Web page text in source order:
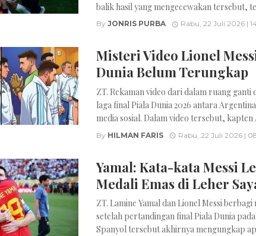
balik hasil yang mengecewakan tersebut,
By JONRIS PURBA Rabu, 22 Juli 2026 |
Misteri Video Lionel
Dunia Belum Terungkap
ZT. Rekaman video dari dalam ruang
laga final Piala Dunia 2026 antara
media sosial. Dalam video tersebut, kapten
By HILMAN FARIS Rabu, 22 Juli 2026 |
Yamal: Kata-kata Messi
Medali Emas di Leher
ZT. Lamine Yamal dan Lionel Messi
setelah pertandingan final Piala Dunia
Spanyol tersebut akhirnya mengungkap